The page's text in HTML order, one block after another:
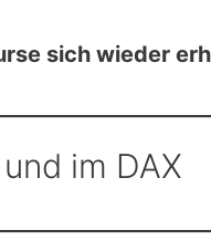
sich wieder
im DAX